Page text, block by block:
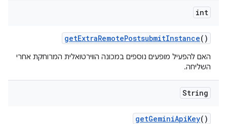
int
getExtraRemotePostsubmitInstance()
האם להפעיל מופעים נוספים במכונה הווירטואלית המרוחקת אחרי
השליחה.
String
getGeminiApiKey()